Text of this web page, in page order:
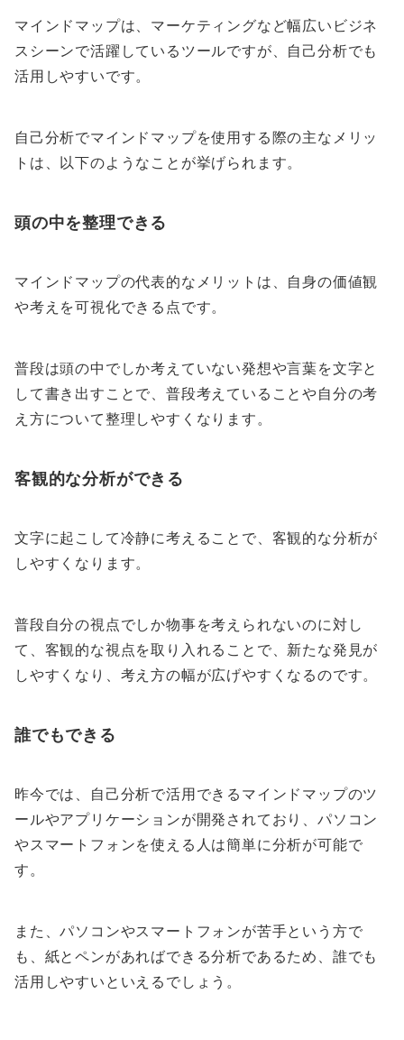
マインドマップは、マーケティングなど幅広いビジネ
スシーンで活躍しているツールですが、自己分析でも
活用しやすいです。
自己分析でマインドマップを使用する際の主なメリッ
トは、以下のようなことが挙げられます。
頭の中を整理できる
マインドマップの代表的なメリットは、自身の価値観
や考えを可視化できる点です。
普段は頭の中でしか考えていない発想や言葉を文字と
して書き出すことで、普段考えていることや自分の考
え方について整理しやすくなります。
客観的な分析ができる
文字に起こして冷静に考えることで、客観的な分析が
しやすくなります。
普段自分の視点でしか物事を考えられないのに対し
て、客観的な視点を取り入れることで、新たな発見が
しやすくなり、考え方の幅が広げやすくなるのです。
誰でもできる
昨今では、自己分析で活用できるマインドマップのツ
ールやアプリケーションが開発されており、パソコン
やスマートフォンを使える人は簡単に分析が可能で
す。
また、パソコンやスマートフォンが苦手という方で
も、紙とペンがあればできる分析であるため、誰でも
活用しやすいといえるでしょう。